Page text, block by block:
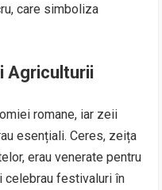
care simboliza
Agriculturii
romane, iar zeii
esențiali. Ceres, zeița
erau venerate pentru
celebrau festivaluri în